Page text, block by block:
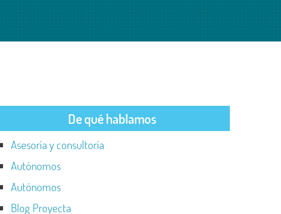
De qué hablamos
Asesoría y consultoría
Autónomos
Autónomos
Blog Proyecta